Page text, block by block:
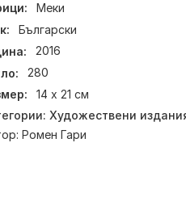
Меки
Български
2016
280
14 х 21 см
Художествени
Ромен Гари